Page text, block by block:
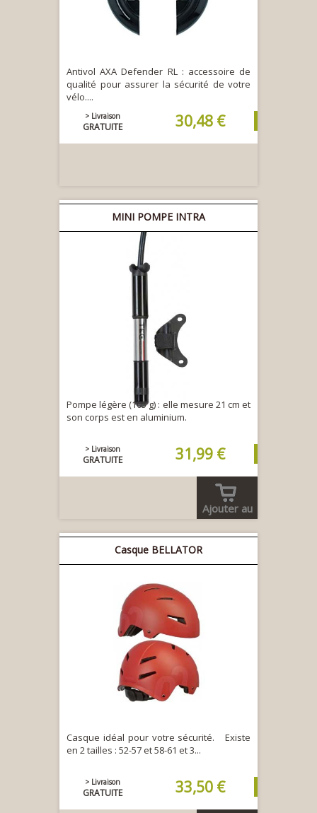
Antivol AXA Defender RL : accessoire de
qualité pour assurer la sécurité de votre
vélo....
> Livraison
GRATUITE 30,48 €
MINI POMPE INTRA
Pompe légère (105 g) : elle mesure 21 cm et
son corps est en aluminium.
> Livraison
GRATUITE 31,99 €
Ajouter au
panier
Casque BELLATOR
Casque idéal pour votre sécurité. Existe
en 2 tailles : 52-57 et 58-61 et 3...
> Livraison
GRATUITE 33,50 €